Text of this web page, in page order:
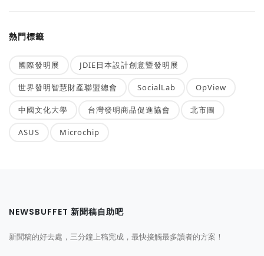
熱門標籤
國際發明展 JDIE日本設計創意暨發明展
世界發明智慧財產聯盟總會 SocialLab OpView
中國文化大學 台灣發明商品促進協會 北市圖
ASUS Microchip
NEWSBUFFET 新聞稿自助吧
新聞稿的好去處，三分鐘上稿完成，最快接觸最多讀者的方案！